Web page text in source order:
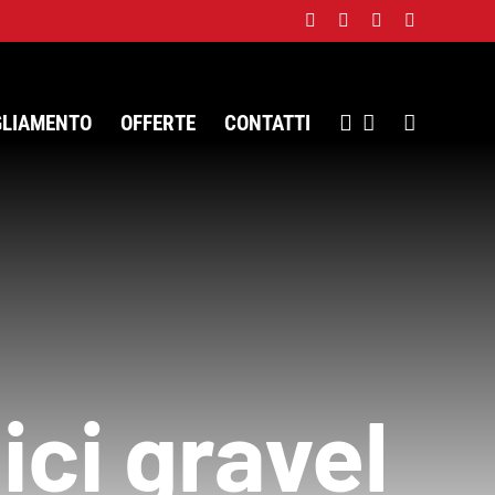
Facebook
TwitterInstagram
OFFERTE CONTATTI
gravel